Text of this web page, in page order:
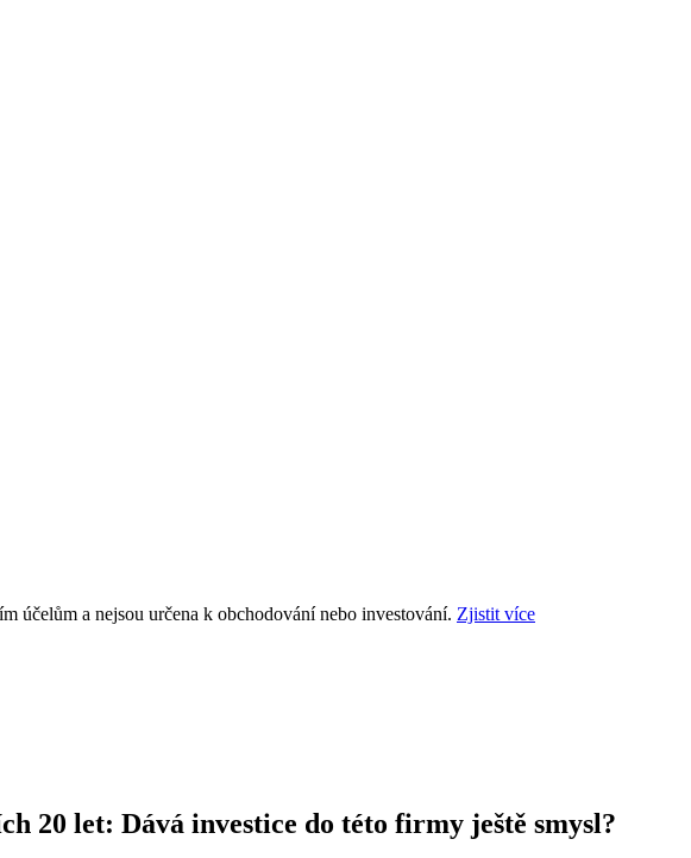
účelům a nejsou určena k obchodování nebo investování. Zjistit více
20 let: Dává investice do této firmy ještě smysl?